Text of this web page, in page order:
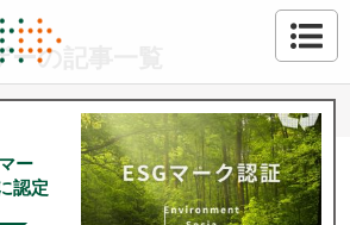
の記事一覧
ー
認定